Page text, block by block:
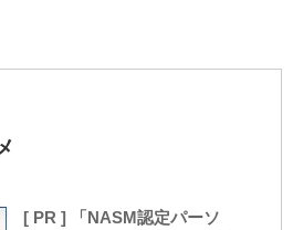
[ PR ] 「NASM認定パーソ